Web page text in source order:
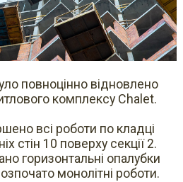
повноцінно відновлено
комплексу Chalet.
всі роботи по кладці
стін 10 поверху секції 2.
горизонтальні опалубки
монолітні роботи.